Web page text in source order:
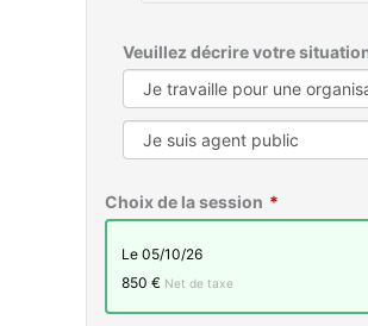
Veuillez décrire votre
Choix de la session
le 05/10/26
850 € Net de taxe